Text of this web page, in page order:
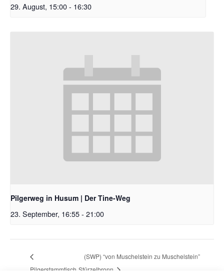
29. August, 15:00- 16:30
Pilgerweg in Husum | Der Tine-Weg
23. September, 16:55- 21:00
Pilgerstammtisch
(SWP) “von Muschelstein zu Muschelstein”
Stürzelbronn